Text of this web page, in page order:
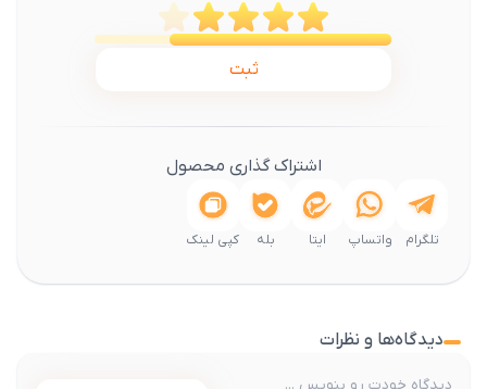
ثبت
اشتراک گذاری محصول
تلگرام واتساپ ایتا بله کپی لینک
دیدگاه‌ها و نظرات